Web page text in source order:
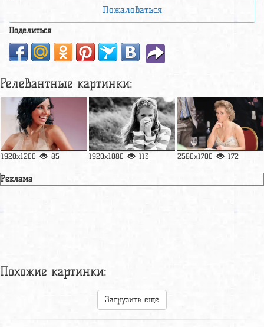
Пожаловаться
Поделиться
Релевантные картинки:
1920x1200 85 1920x1080 113 2560x1700 172
Реклама
Похожие картинки:
Загрузить ещё